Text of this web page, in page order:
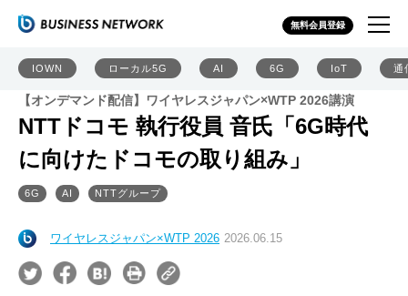
無料会員登録
IOWN ローカル5G AI 6G IoT 通
【オンデマンド配信】ワイヤレスジャパン×WTP 2026講演
NTTドコモ 執行役員 音氏「6G時代
に向けたドコモの取り組み」
6G AI NTTグループ
ワイヤレスジャパン×WTP 2026 2026.06.15